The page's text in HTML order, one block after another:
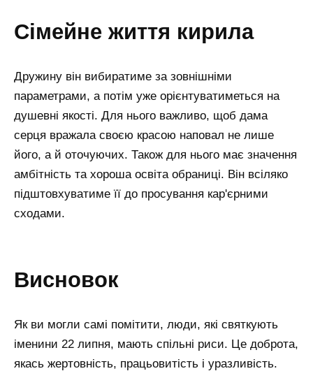
сімейне життя кирила
Дружину він вибиратиме за зовнішніми
параметрами, а потім уже орієнтуватиметься на
душевні якості. Для нього важливо, щоб дама
серця вражала своєю красою наповал не лише
його, а й оточуючих. Також для нього має значення
амбітність та хороша освіта обраниці. Він всіляко
підштовхуватиме її до просування кар'єрними
сходами.
висновок
Як ви могли самі помітити, люди, які святкують
іменини 22 липня, мають спільні риси. Це доброта,
якась жертовність, працьовитість і уразливість.